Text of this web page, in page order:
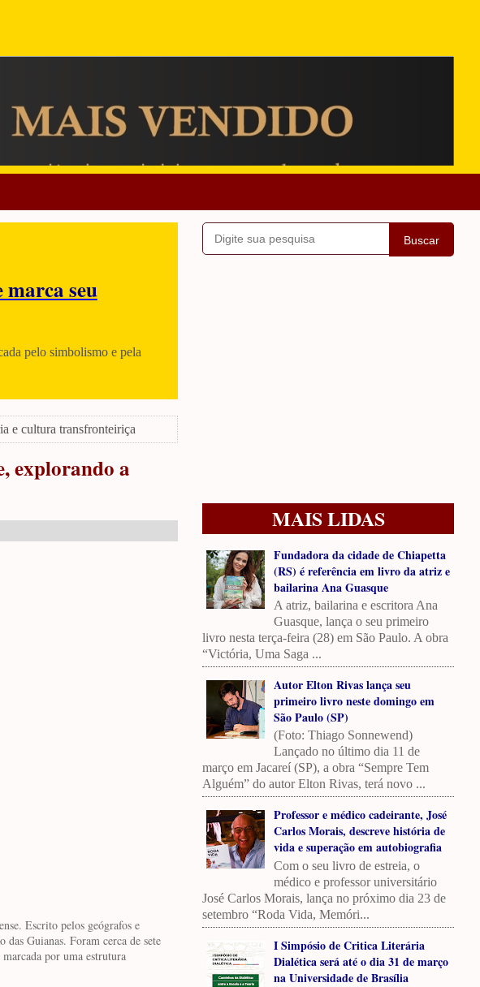
marca seu
pelo simbolismo e pela
e cultura transfronteiriça
explorando a
Escrito pelos geógrafos e
Guianas. Foram cerca de sete
por uma estrutura
Buscar
MAIS LIDAS
Fundadora da cidade de Chiapetta
(RS) é referência em livro da atriz e
bailarina Ana Guasque
A atriz, bailarina e escritora Ana
Guasque, lança o seu primeiro
livro nesta terça-feira (28) em São Paulo. A obra
“Victória, Uma Saga ...
Autor Elton Rivas lança seu
primeiro livro neste domingo em
São Paulo (SP)
(Foto: Thiago Sonnewend)
Lançado no último dia 11 de
março em Jacareí (SP), a obra “Sempre Tem
Alguém” do autor Elton Rivas, terá novo ...
Professor e médico cadeirante, José
Carlos Morais, descreve história de
vida e superação em autobiografia
Com o seu livro de estreia, o
médico e professor universitário
José Carlos Morais, lança no próximo dia 23 de
setembro “Roda Vida, Memóri...
I Simpósio de Critica Literária
Dialética será até o dia 31 de março
na Universidade de Brasília